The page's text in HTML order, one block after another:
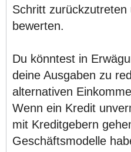
Schritt
bewerten.
Du könntest in
deine Ausgaben zu
alternativen
Wenn ein Kredit
mit Kreditgebern
Geschäftsmodelle